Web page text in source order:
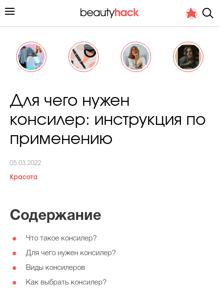
Папа может
Худеем правильно
Для чего нужен
консилер: инструкция по
применению
05.03.2022
Красота
Содержание
⚈ Что такое консилер?
⚈ Для чего нужен консилер?
⚈ Виды консилеров
⚈ Как выбрать консилер?